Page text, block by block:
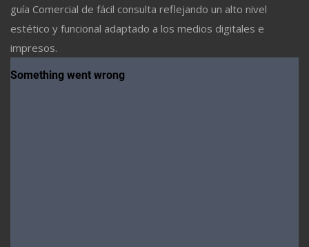
guía Comercial de fácil consulta reflejando un alto nivel
estético y funcional adaptado a los medios digitales e
impresos.